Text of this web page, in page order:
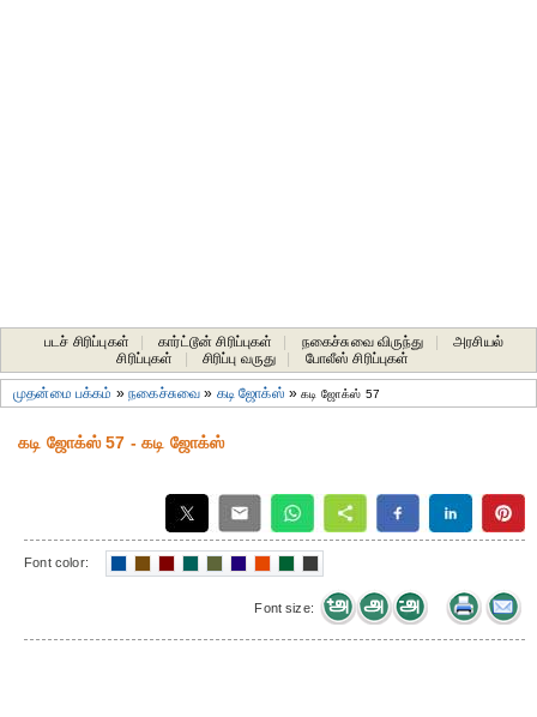
படச் சிரிப்புகள் கார்ட்டூன் சிரிப்புகள் நகைச்சுவை விருந்து
அரசியல்
சிரிப்புகள்
சிரிப்பு வருது போலீஸ் சிரிப்புகள்
முதன்மை பக்கம் »நகைச்சுவை » கடி ஜோக்ஸ் »கடி ஜோக்ஸ் 57
கடி ஜோக்ஸ் 57 - கடி ஜோக்ஸ்
Font color:
Font size: